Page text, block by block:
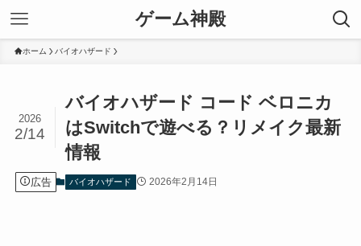
ゲーム神殿
ホーム バイオハザード
バイオハザード コード ベロニカ
はSwitchで遊べる？リメイク最新
情報
2026
2/14
広告 バイオハザード 2026年2月14日